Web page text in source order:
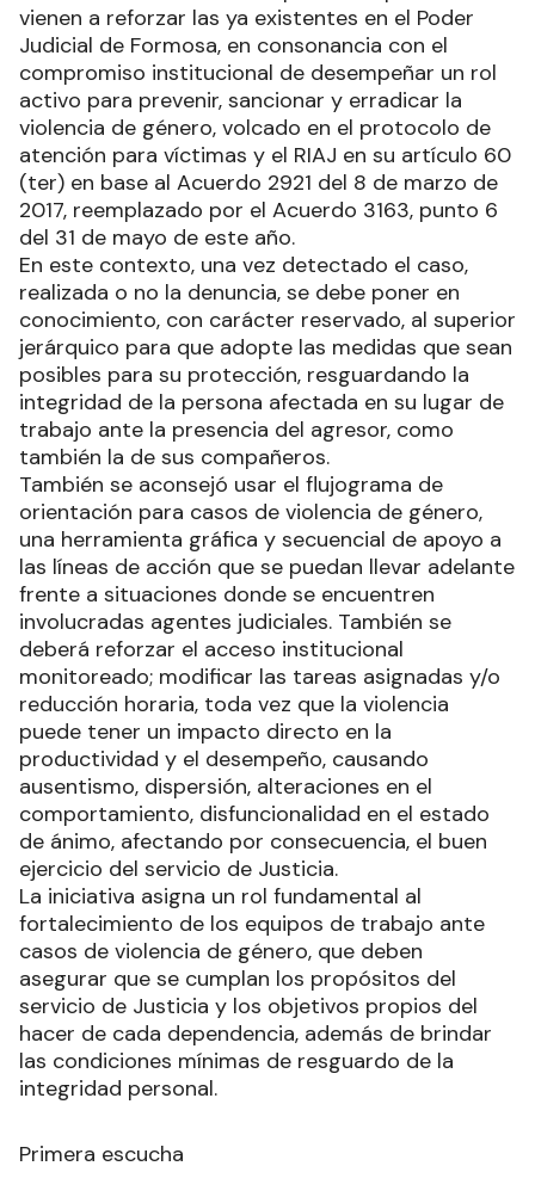
vienen a reforzar las ya existentes en el Poder
Judicial de Formosa, en consonancia con el
compromiso institucional de desempeñar un rol
activo para prevenir, sancionar y erradicar la
violencia de género, volcado en el protocolo de
atención para víctimas y el RIAJ en su artículo 60
(ter) en base al Acuerdo 2921 del 8 de marzo de
2017, reemplazado por el Acuerdo 3163, punto 6
del 31 de mayo de este año.
En este contexto, una vez detectado el caso,
realizada o no la denuncia, se debe poner en
conocimiento, con carácter reservado, al superior
jerárquico para que adopte las medidas que sean
posibles para su protección, resguardando la
integridad de la persona afectada en su lugar de
trabajo ante la presencia del agresor, como
también la de sus compañeros.
También se aconsejó usar el flujograma de
orientación para casos de violencia de género,
una herramienta gráfica y secuencial de apoyo a
las líneas de acción que se puedan llevar adelante
frente a situaciones donde se encuentren
involucradas agentes judiciales. También se
deberá reforzar el acceso institucional
monitoreado; modificar las tareas asignadas y/o
reducción horaria, toda vez que la violencia
puede tener un impacto directo en la
productividad y el desempeño, causando
ausentismo, dispersión, alteraciones en el
comportamiento, disfuncionalidad en el estado
de ánimo, afectando por consecuencia, el buen
ejercicio del servicio de Justicia.
La iniciativa asigna un rol fundamental al
fortalecimiento de los equipos de trabajo ante
casos de violencia de género, que deben
asegurar que se cumplan los propósitos del
servicio de Justicia y los objetivos propios del
hacer de cada dependencia, además de brindar
las condiciones mínimas de resguardo de la
integridad personal.
Primera escucha